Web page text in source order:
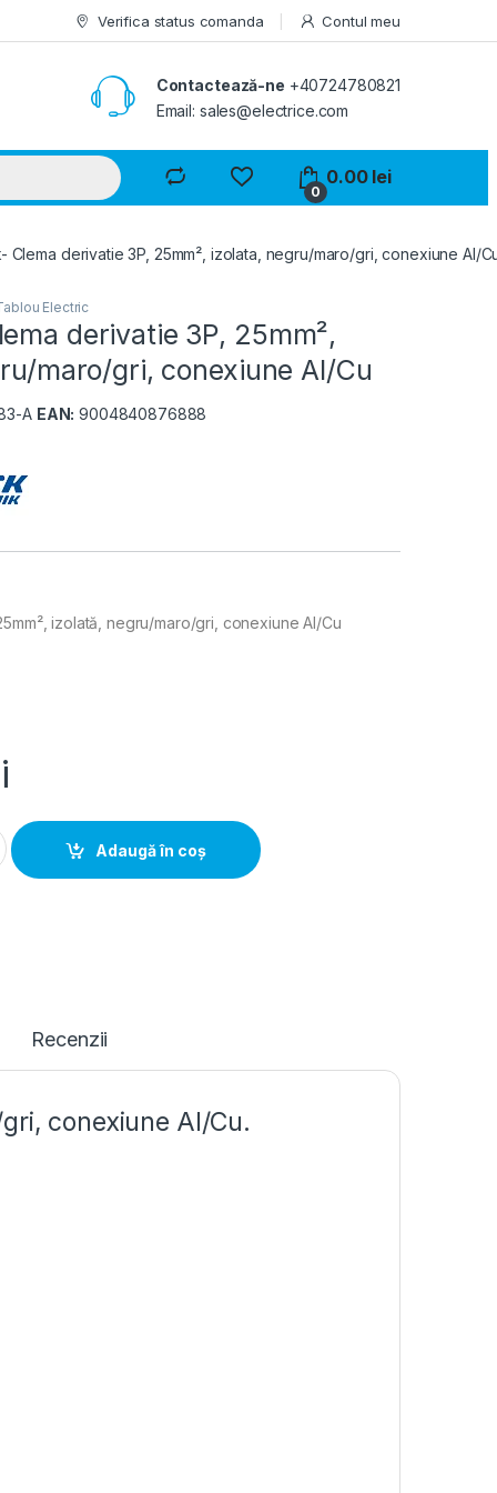
Verifica status comanda Contul meu
Contactează-ne +40724780821
Email: sales@electrice.com
0
0.00 lei
Clema derivatie 3P, 25mm², izolata, negru/maro/gri, conexiune Al/
Electric
derivatie 3P, 25mm²,
maro/gri, conexiune Al/Cu
A EAN: 9004840876888
izolată, negru/maro/gri, conexiune Al/Cu
3P, 25mm², izolata, negru/maro/gri, conexiune Al/Cu
Adaugă în coș
Recenzii
conexiune Al/Cu.